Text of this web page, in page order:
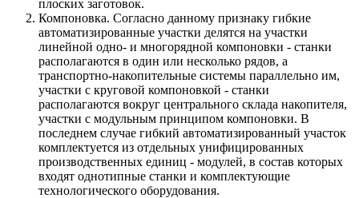
плоских заготовок.
Компоновка. Согласно данному признаку гибкие
автоматизированные участки делятся на участки
линейной одно- и многорядной компоновки - станки
располагаются в один или несколько рядов, а
транспортно-накопительные системы параллельно им,
участки с круговой компоновкой - станки
располагаются вокруг центрального склада накопителя,
участки с модульным принципом компоновки. В
последнем случае гибкий автоматизированный участок
комплектуется из отдельных унифицированных
производственных единиц - модулей, в состав которых
входят однотипные станки и комплектующие
технологического оборудования.